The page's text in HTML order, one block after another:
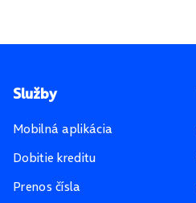
Pätička stránky
Služby
Mobilná aplikácia
Dobitie kreditu
Prenos čísla